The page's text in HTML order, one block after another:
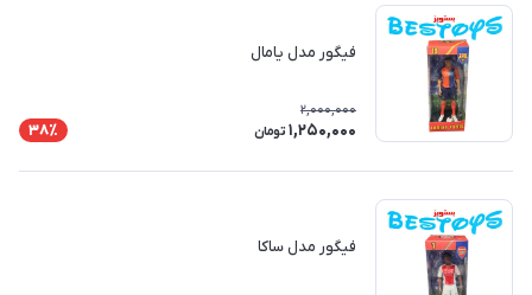
فیگور مدل یامال
2,000,000
1,250,000 تومان 38٪
فیگور مدل ساکا